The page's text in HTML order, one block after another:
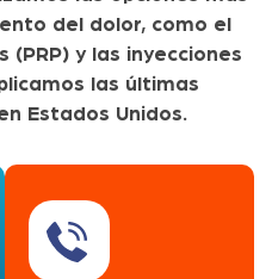
del dolor, como el
y las inyecciones
las últimas
Estados Unidos.